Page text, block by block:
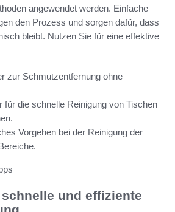
angewendet werden. Einfache
den Prozess und sorgen dafür, dass
bleibt. Nutzen Sie für eine effektive
zur Schmutzentfernung ohne
für die schnelle Reinigung von Tischen
Vorgehen bei der Reinigung der
und effiziente